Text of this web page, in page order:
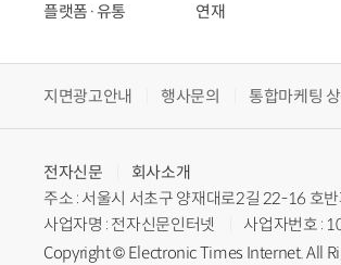
플랫폼·유통
연재
지면광고안내 행사문의 통합마케팅
전자신문
회사소개
주소 : 서울시 서초구 양재대로2길 22-16 호
사업자명 : 전자신문인터넷
사업자번호 :
Copyright © Electronic Times Internet. All